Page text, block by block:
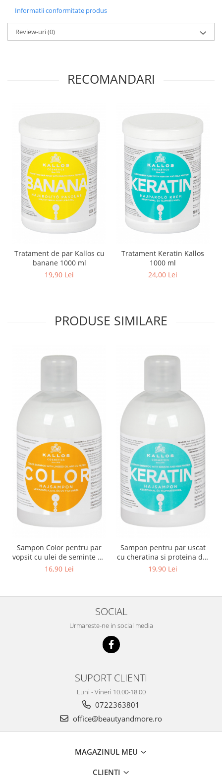
Seturi cadou
Informatii conformitate produs
Review-uri(0)
RECOMANDARI
Tratament de par Kallos cu
banane 1000 ml
19,90 Lei
Tratament Keratin Kallos
1000 ml
24,00 Lei
PRODUSE SIMILARE
Sampon Color pentru par
vopsit cu ulei de seminte de
in si filtru UV Kallos KJMN,
16,90 Lei
Sampon pentru par uscat
cu cheratina si proteina din
lapte Kallos KJMN, 1000 ml
19,90 Lei
SOCIAL
Urmareste-ne in social media
SUPORT CLIENTI
Luni - Vineri 10.00-18.00
0722363801
office@beautyandmore.ro
MAGAZINUL MEU
CLIENTI